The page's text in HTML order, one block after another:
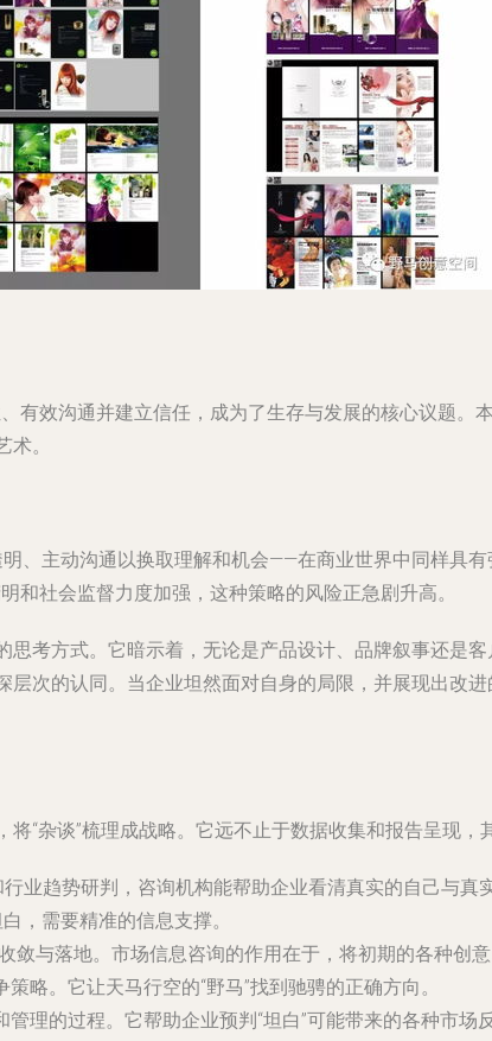
有效沟通并建立信任，成为了生存与发展的核心议题。
。
、主动沟通以换取理解和机会——在商业世界中同样具
社会监督力度加强，这种策略的风险正急剧升高。
思考方式。它暗示着，无论是产品设计、品牌叙事还是
层次的认同。当企业坦然面对自身的局限，并展现出改
“杂谈”梳理成战略。它远不止于数据收集和报告呈现，
业趋势研判，咨询机构能帮助企业看清真实的自己与真
，需要精准的信息支撑。
敛与落地。市场信息咨询的作用在于，将初期的各种
略。它让天马行空的“野马”找到驰骋的正确方向。
管理的过程。它帮助企业预判“坦白”可能带来的各种市